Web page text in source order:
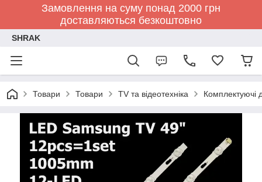
Замовлення на суму понад 2000 грн
доставляються безкоштовно
SHRAK
Товари Товари TV та відеотехніка Комплектуючі